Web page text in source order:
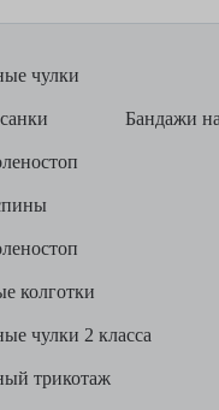
чулки
Бандажи
колготки
чулки 2 класса
трикотаж